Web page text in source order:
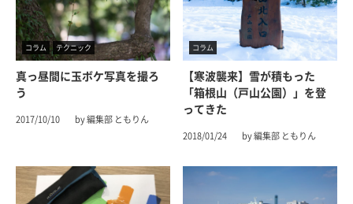
コラム テクニック
真っ昼間に玉ボケ写真を撮ろ
う
2017/10/10 by 編集部 ともりん
コラム
【寒波襲来】雪が積もった
「箱根山（戸山公園）」を登
ってきた
2018/01/24 by 編集部 ともりん